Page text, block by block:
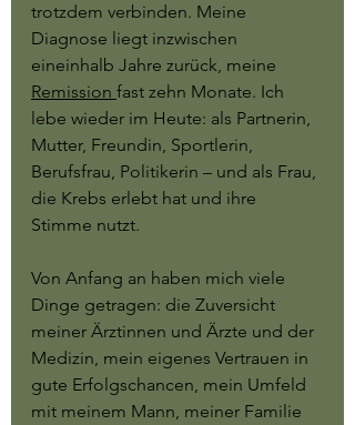
trotzdem verbinden. Meine
Diagnose liegt inzwischen
eineinhalb Jahre zurück, meine
Remission fast zehn Monate. Ich
lebe wieder im Heute: als Partnerin,
Mutter, Freundin, Sportlerin,
Berufsfrau, Politikerin – und als Frau,
die Krebs erlebt hat und ihre
Stimme nutzt.
Von Anfang an haben mich viele
Dinge getragen: die Zuversicht
meiner Ärztinnen und Ärzte und der
Medizin, mein eigenes Vertrauen in
gute Erfolgschancen, mein Umfeld
mit meinem Mann, meiner Familie